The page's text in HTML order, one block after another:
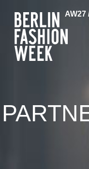
AW27